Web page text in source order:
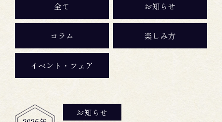
全て お知らせ
コラム 楽しみ方
イベント・フェア
お知らせ